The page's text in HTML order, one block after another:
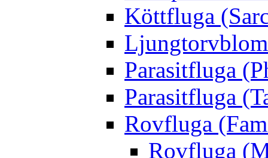
Köttfluga
Parasitfluga
Parasitfluga
Rovfluga
Rovfluga